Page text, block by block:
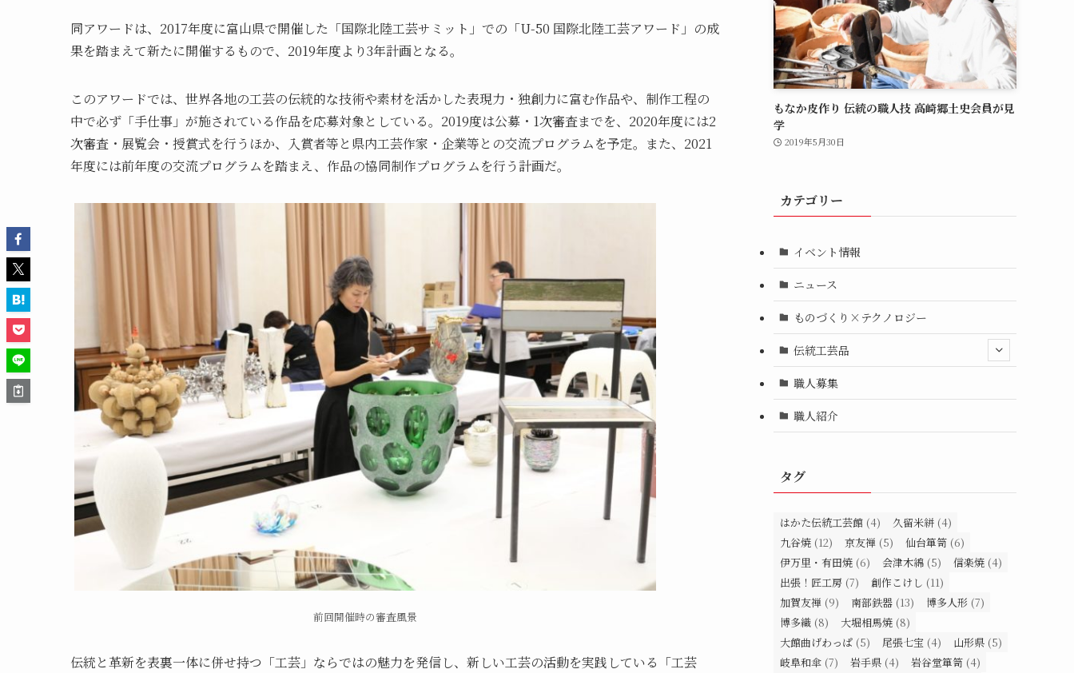
同アワードは、2017年度に富山県で開催した「国際北陸工芸サミット」での「U-50 国際北陸工芸アワード」の成
果を踏まえて新たに開催するもので、2019年度より3年計画となる。
このアワードでは、世界各地の工芸の伝統的な技術や素材を活かした表現力・独創力に富む作品や、制作工程の
中で必ず「手仕事」が施されている作品を応募対象としている。2019度は公募・1次審査までを、2020年度には2
次審査・展覧会・授賞式を行うほか、入賞者等と県内工芸作家・企業等との交流プログラムを予定。また、2021
年度には前年度の交流プログラムを踏まえ、作品の協同制作プログラムを行う計画だ。
前回開催時の審査風景
伝統と革新を表裏一体に併せ持つ「工芸」ならではの魅力を発信し、新しい工芸の活動を実践している「工芸
もなか皮作り 伝統の職人技 高崎郷土史会員が見
学
2019年5月30日
カテゴリー
イベント情報
ニュース
ものづくり×テクノロジー
伝統工芸品
職人募集
職人紹介
タグ
はかた伝統工芸館 (4) 久留米絣 (4)
九谷焼 (12) 京友禅 (5) 仙台箪笥 (6)
伊万里・有田焼 (6) 会津木綿 (5) 信楽焼 (4)
出張！匠工房 (7) 創作こけし (11)
加賀友禅 (9) 南部鉄器 (13) 博多人形 (7)
博多織 (8) 大堀相馬焼 (8)
大館曲げわっぱ (5) 尾張七宝 (4) 山形県 (5)
岐阜和傘 (7) 岩手県 (4) 岩谷堂箪笥 (4)